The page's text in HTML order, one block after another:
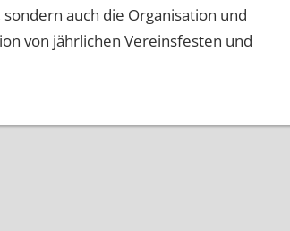
auch die Organisation und
von jährlichen Vereinsfesten und